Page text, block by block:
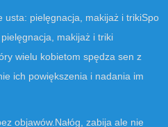
Spo
makijaż i triki
wielu kobietom spędza sen z
ich powiększenia i nadania im
Nałóg, zabija ale nie